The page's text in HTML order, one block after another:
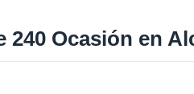
Ocasión en